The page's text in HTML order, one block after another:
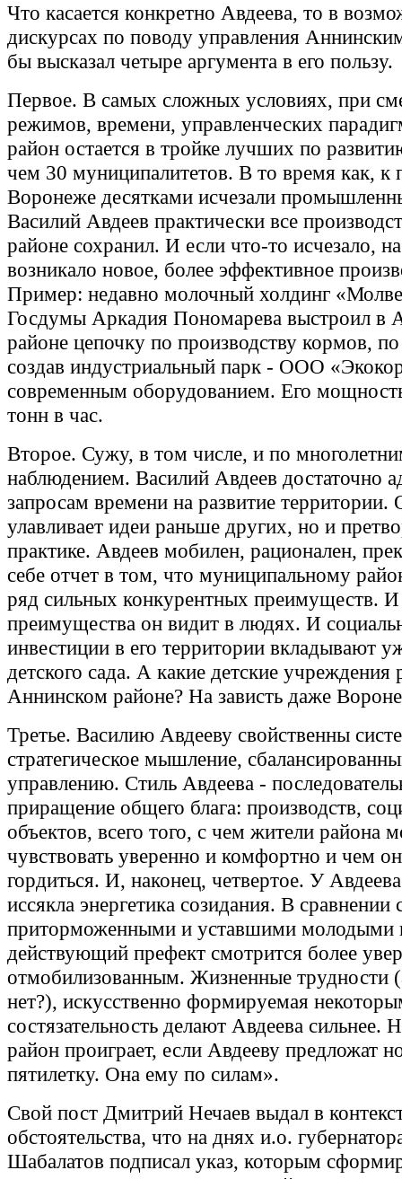
Что касается конкретно Авдеева, то в
дискурсах по поводу управления
бы высказал четыре аргумента в его пользу.
Первое. В самых сложных условиях, при
режимов, времени, управленческих
район остается в тройке лучших по
чем 30 муниципалитетов. В то время как, к
Воронеже десятками исчезали
Василий Авдеев практически все
районе сохранил. И если что-то исчезало,
возникало новое, более эффективное
Пример: недавно молочный холдинг
Госдумы Аркадия Пономарева выстроил в
районе цепочку по производству кормов, по
создав индустриальный парк - ООО
современным оборудованием. Его
тонн в час.
Второе. Сужу, в том числе, и по
наблюдением. Василий Авдеев достаточно
запросам времени на развитие территории.
улавливает идеи раньше других, но и
практике. Авдеев мобилен, рационален,
себе отчет в том, что муниципальному
ряд сильных конкурентных преимуществ. И
преимущества он видит в людях. И
инвестиции в его территории вкладывают
детского сада. А какие детские учреждения
Аннинском районе? На зависть даже
Третье. Василию Авдееву свойственны
стратегическое мышление,
управлению. Стиль Авдеева -
приращение общего блага: производств,
объектов, всего того, с чем жители района
чувствовать уверенно и комфортно и чем
гордиться. И, наконец, четвертое. У
иссякла энергетика созидания. В
приторможенными и уставшими молодыми
действующий префект смотрится более
отмобилизованным. Жизненные трудности
нет?), искусственно формируемая
состязательность делают Авдеева сильнее.
район проиграет, если Авдееву предложат
пятилетку. Она ему по силам».
Свой пост Дмитрий Нечаев выдал в
обстоятельства, что на днях и.о.
Шабалатов подписал указ, которым